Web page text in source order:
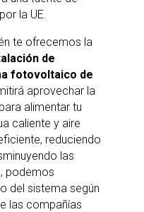
la UE.
te ofrecemos la
de
fotovoltaico de
aprovechar la
alimentar tu
caliente y aire
reduciendo
las
podemos
del sistema según
las compañías